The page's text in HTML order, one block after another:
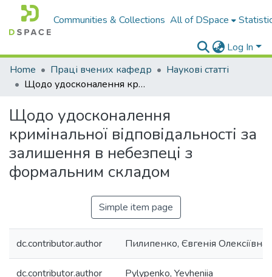
Communities & Collections All of DSpace
Log In
Home
Праці вчених кафедр
Наукові статті
Щодо удосконалення кримінальної відповідальності за залишення в небезпеці з формальним складом
Щодо удосконалення
кримінальної відповідальності за
залишення в небезпеці з
формальним складом
Simple item page
dc.contributor.author Пилипенко, Євгенія Олексіївна
dc.contributor.author Pylypenko, Yevheniia